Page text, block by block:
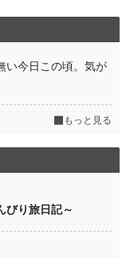
い今日この頃。気が
もっと見る
り旅日記～